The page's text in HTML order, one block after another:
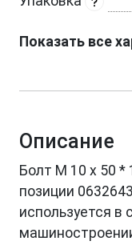
Показать все
Описание
Болт М 10 х 50 *
позиции
используется в